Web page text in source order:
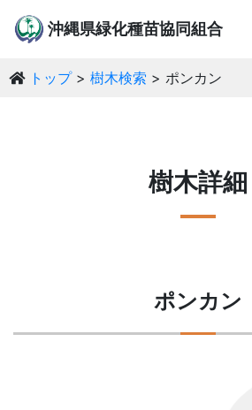
沖縄県緑化種苗協同組合
トップ 樹木検索 ポンカン
樹木詳細
ポンカン